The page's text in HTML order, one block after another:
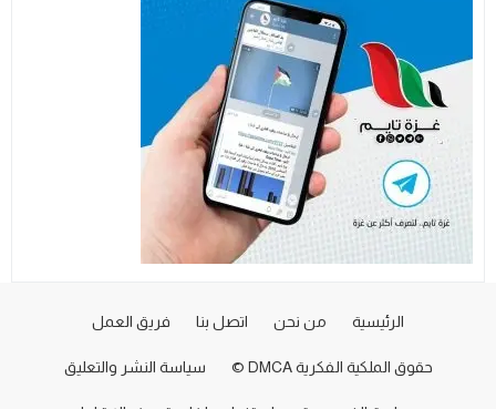
الرئيسية من نحن اتصل بنا فريق العمل
حقوق الملكية الفكرية DMCA © سياسة النشر والتعليق